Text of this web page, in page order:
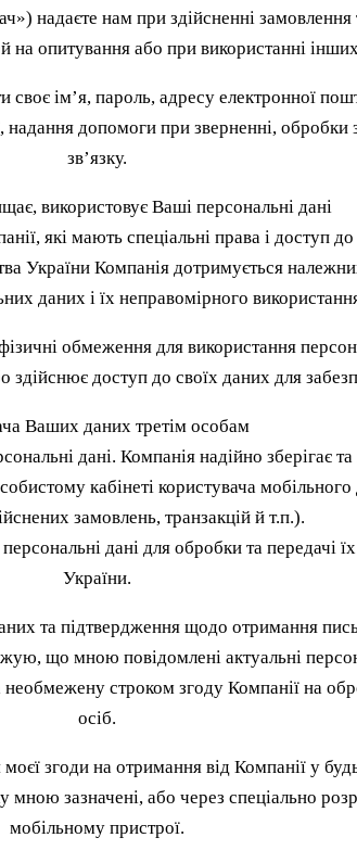
надаєте нам при здійсненні
на опитування або при використанні
своє ім’я, пароль, адресу електронної
допомоги при зверненні, обробки
зв’язку.
використовує Ваші персональні дані
які мають спеціальні права і
України Компанія дотримується
даних і їх неправомірного
обмеження для використання
здійснює доступ до своїх даних для
Ваших даних третім особам
дані. Компанія надійно зберігає
кабінеті користувача
замовлень, транзакцій й т.п.).
дані для обробки та передачі
України.
та підтвердження щодо отримання
що мною повідомлені актуальні
строком згоду Компанії на
осіб.
згоди на отримання від Компанії у
мною зазначені, або через спеціально
мобільному пристрої.